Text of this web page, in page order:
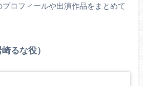
ロフィールや出演作品をまとめて
るな役）